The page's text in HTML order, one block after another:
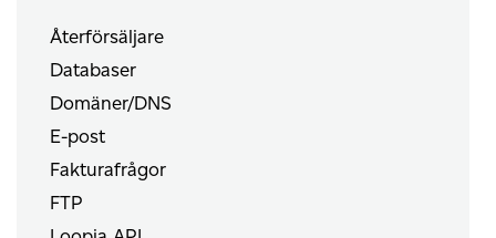
Återförsäljare
Databaser
Domäner/DNS
E-post
Fakturafrågor
FTP